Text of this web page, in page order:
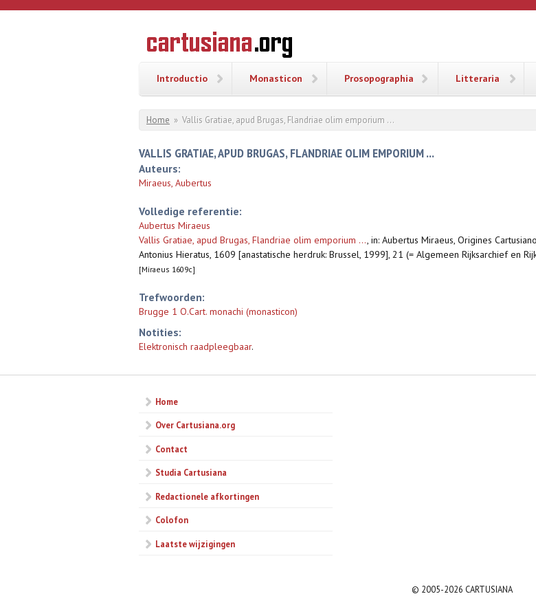
Overslaan en naar de inhoud gaan
CARTUSIANA
Geschiedenis
van de
Introductio Monasticon Prosopographia Litteraria
U bent hier
Home » Vallis Gratiae, apud Brugas, Flandriae olim emporium ...
VALLIS GRATIAE, APUD BRUGAS, FLANDRIAE OLIM EMPORIUM ...
Auteurs:
Miraeus, Aubertus
Volledige referentie:
Aubertus Miraeus
Vallis Gratiae, apud Brugas, Flandriae olim emporium ..., in: Aubertus Miraeus, Origines
Antonius Hieratus, 1609 [anastatische herdruk: Brussel, 1999], 21 (= Algemeen Rijksarchief en
[Miraeus 1609c]
Trefwoorden:
Brugge 1 O.Cart. monachi (monasticon)
Notities:
Elektronisch raadpleegbaar.
Home
Over Cartusiana.org
Contact
Studia Cartusiana
Redactionele afkortingen
Colofon
Laatste wijzigingen
© 2005-2026 CARTUSIANA